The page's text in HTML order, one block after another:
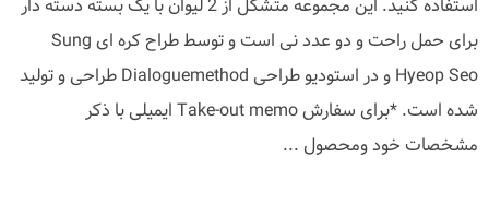
استفاده کنید. این مجموعه متشکل از 2 لیوان با یک بسته دسته دار
برای حمل راحت و دو عدد نی است و توسط طراح کره ای Sung
Hyeop Seo و در استودیو طراحی Dialoguemethod طراحی و تولید
شده است. *برای سفارش Take-out memo ایمیلی با ذکر
مشخصات خود ومحصول ...